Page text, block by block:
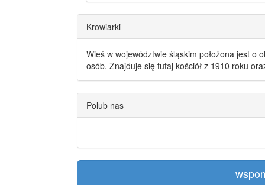
Krowiarki
Wieś w województwie śląskim położona jest o
osób. Znajduje się tutaj kościół z 1910 roku
Polub nas